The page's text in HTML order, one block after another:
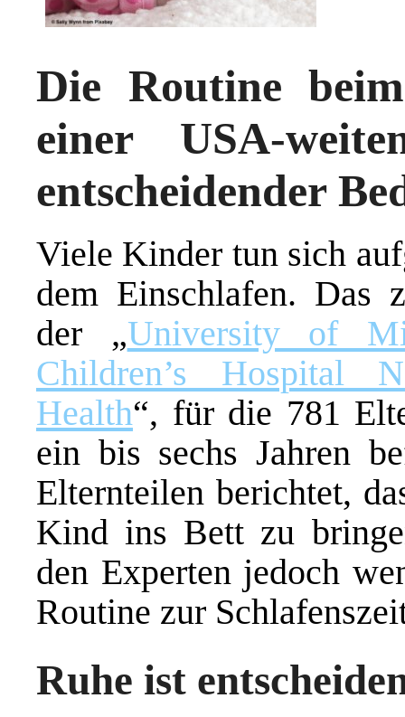
Die Routine
einer USA-
entscheidender
Viele Kinder tun sich
dem Einschlafen. Das
der „University of
Children’s Hospital
Health“, für die 781
ein bis sechs Jahren
Elternteilen berichtet,
Kind ins Bett zu
den Experten jedoch
Routine zur
Ruhe ist